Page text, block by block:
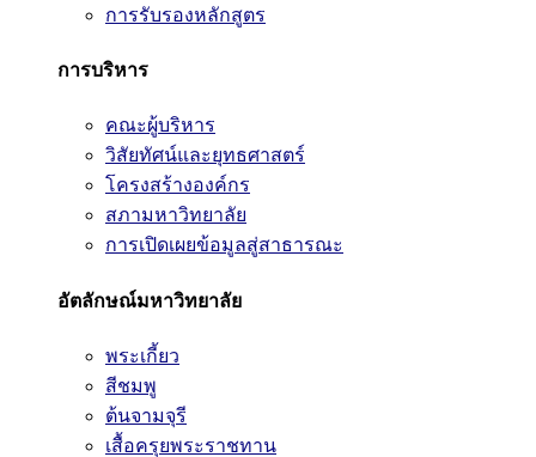
การรับรองหลักสูตร
การบริหาร
คณะผู้บริหาร
วิสัยทัศน์และยุทธศาสตร์
โครงสร้างองค์กร
สภามหาวิทยาลัย
การเปิดเผยข้อมูลสู่สาธารณะ
อัตลักษณ์มหาวิทยาลัย
พระเกี้ยว
สีชมพู
ต้นจามจุรี
เสื้อครุยพระราชทาน